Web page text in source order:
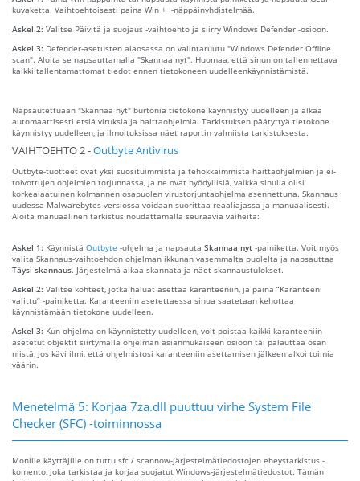
kuvaketta. Vaihtoehtoisesti paina Win + I-näppäinyhdistelmää.
Askel 2: Valitse Päivitä ja suojaus -vaihtoehto ja siirry Windows Defender -osioon.
Askel 3: Defender-asetusten alaosassa on valintaruutu "Windows Defender Offline
scan". Aloita se napsauttamalla "Skannaa nyt". Huomaa, että sinun on tallennettava
kaikki tallentamattomat tiedot ennen tietokoneen uudelleenkäynnistämistä.
Napsautettuaan "Skannaa nyt" burtonia tietokone käynnistyy uudelleen ja alkaa
automaattisesti etsiä viruksia ja haittaohjelmia. Tarkistuksen päätyttyä tietokone
käynnistyy uudelleen, ja ilmoituksissa näet raportin valmiista tarkistuksesta.
VAIHTOEHTO 2 -Outbyte Antivirus
Outbyte-tuotteet ovat yksi suosituimmista ja tehokkaimmista haittaohjelmien ja ei-
toivottujen ohjelmien torjunnassa, ja ne ovat hyödyllisiä, vaikka sinulla olisi
korkealaatuinen kolmannen osapuolen virustorjuntaohjelma asennettuna. Skannaus
uudessa Malwarebytes-versiossa voidaan suorittaa reaaliajassa ja manuaalisesti.
Aloita manuaalinen tarkistus noudattamalla seuraavia vaiheita:
Askel 1: Käynnistä Outbyte -ohjelma ja napsauta Skannaa nyt -painiketta. Voit myös
valita Skannaus-vaihtoehdon ohjelman ikkunan vasemmalta puolelta ja napsauttaa
Täysi skannaus. Järjestelmä alkaa skannata ja näet skannaustulokset.
Askel 2: Valitse kohteet, jotka haluat asettaa karanteeniin, ja paina “Karanteeni
valittu” -painiketta. Karanteeniin asetettaessa sinua saatetaan kehottaa
käynnistämään tietokone uudelleen.
Askel 3: Kun ohjelma on käynnistetty uudelleen, voit poistaa kaikki karanteeniin
asetetut objektit siirtymällä ohjelman asianmukaiseen osioon tai palauttaa osan
niistä, jos kävi ilmi, että ohjelmistosi karanteeniin asettamisen jälkeen alkoi toimia
väärin.
Menetelmä 5: Korjaa 7za.dll puuttuu virhe System File
Checker (SFC) -toiminnossa
Monille käyttäjille on tuttu sfc / scannow-järjestelmätiedostojen eheystarkistus -
komento, joka tarkistaa ja korjaa suojatut Windows-järjestelmätiedostot. Tämän